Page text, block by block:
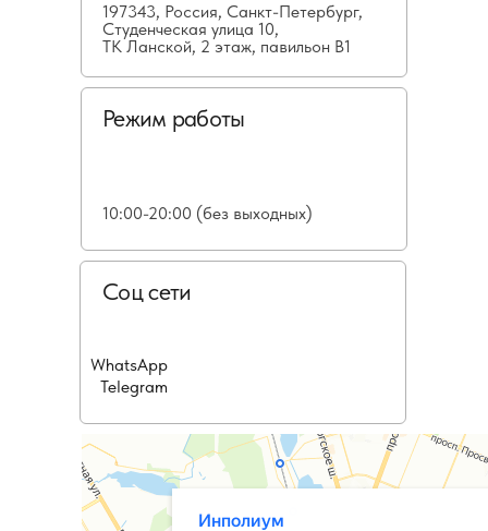
197343, Россия, Санкт-Петербург,
Студенческая улица 10,
ТК Ланской, 2 этаж, павильон В1
Режим работы
10:00-20:00 (без выходных)
Соц сети
WhatsApp
Telegram